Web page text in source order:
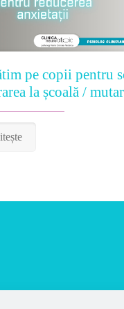
pe copii pentru
la școală /